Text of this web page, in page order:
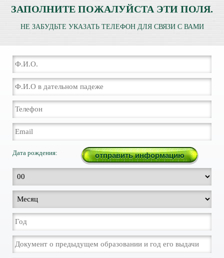
ЗАПОЛНИТЕ ПОЖАЛУЙСТА ЭТИ ПОЛЯ.
НЕ ЗАБУДЬТЕ УКАЗАТЬ ТЕЛЕФОН ДЛЯ СВЯЗИ С ВАМИ
Дата рождения: